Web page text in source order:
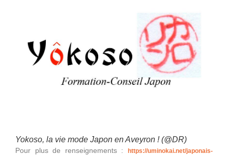
Yokoso, la vie mode Japon en Aveyron ! (@DR)
Pour plus de renseignements :
https://uminokai.net/japonais-